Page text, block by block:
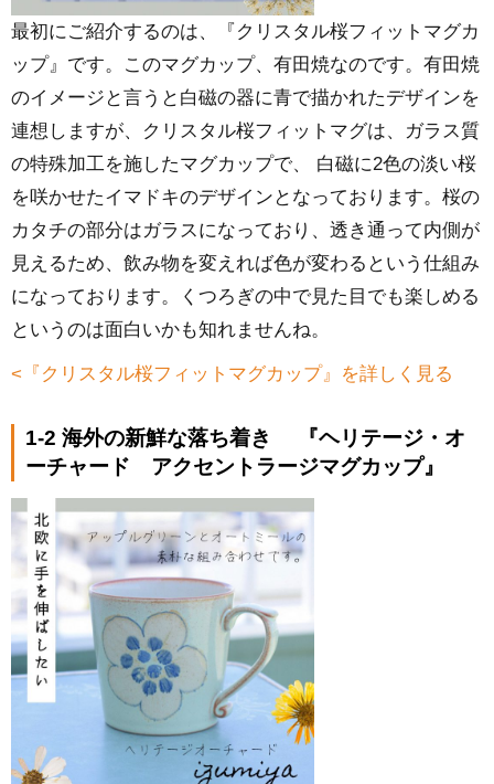
最初にご紹介するのは、『クリスタル桜フィットマグカ
ップ』です。このマグカップ、有田焼なのです。有田焼
のイメージと言うと白磁の器に青で描かれたデザインを
連想しますが、クリスタル桜フィットマグは、ガラス質
の特殊加工を施したマグカップで、 白磁に2色の淡い桜
を咲かせたイマドキのデザインとなっております。桜の
カタチの部分はガラスになっており、透き通って内側が
見えるため、飲み物を変えれば色が変わるという仕組み
になっております。くつろぎの中で見た目でも楽しめる
というのは面白いかも知れませんね。
<『クリスタル桜フィットマグカップ』を詳しく見る
1-2 海外の新鮮な落ち着き 『ヘリテージ・オ
ーチャード アクセントラージマグカップ』